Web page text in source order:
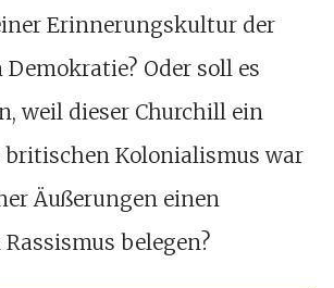
Erinnerungskultur der
Oder soll es
weil dieser Churchill ein
britischen Kolonialismus war
Äußerungen einen
belegen?